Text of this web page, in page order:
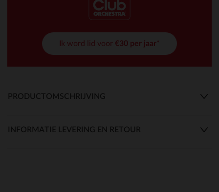
Ik word lid voor €30 per jaar*
PRODUCTOMSCHRIJVING
INFORMATIE LEVERING EN RETOUR